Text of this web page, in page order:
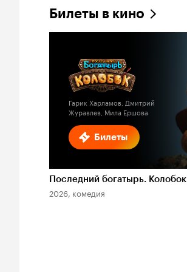
Билеты в кино
Билеты
Гарик Харламов, Дмитрий
Журавлев, Мила Ершова
Последний богатырь. Колобок
2026, комедия